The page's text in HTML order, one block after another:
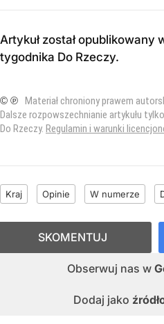
Artykuł został opublikowany
tygodnika Do Rzeczy.
© ℗ Materiał chroniony prawem
Dalsze rozpowszechnianie artykułu
Do Rzeczy. Regulamin i warunki
Kraj Opinie W numerze
Obserwuj nas w
Dodaj jako
SKOMENTUJ